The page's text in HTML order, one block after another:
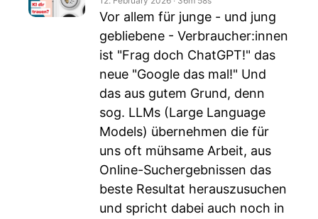
Vor allem für junge - und jung
gebliebene - Verbraucher:innen
ist "Frag doch ChatGPT!" das
neue "Google das mal!" Und
das aus gutem Grund, denn
sog. LLMs (Large Language
Models) übernehmen die für
uns oft mühsame Arbeit, aus
Online-Suchergebnissen das
beste Resultat herauszusuchen
und spricht dabei auch noch in